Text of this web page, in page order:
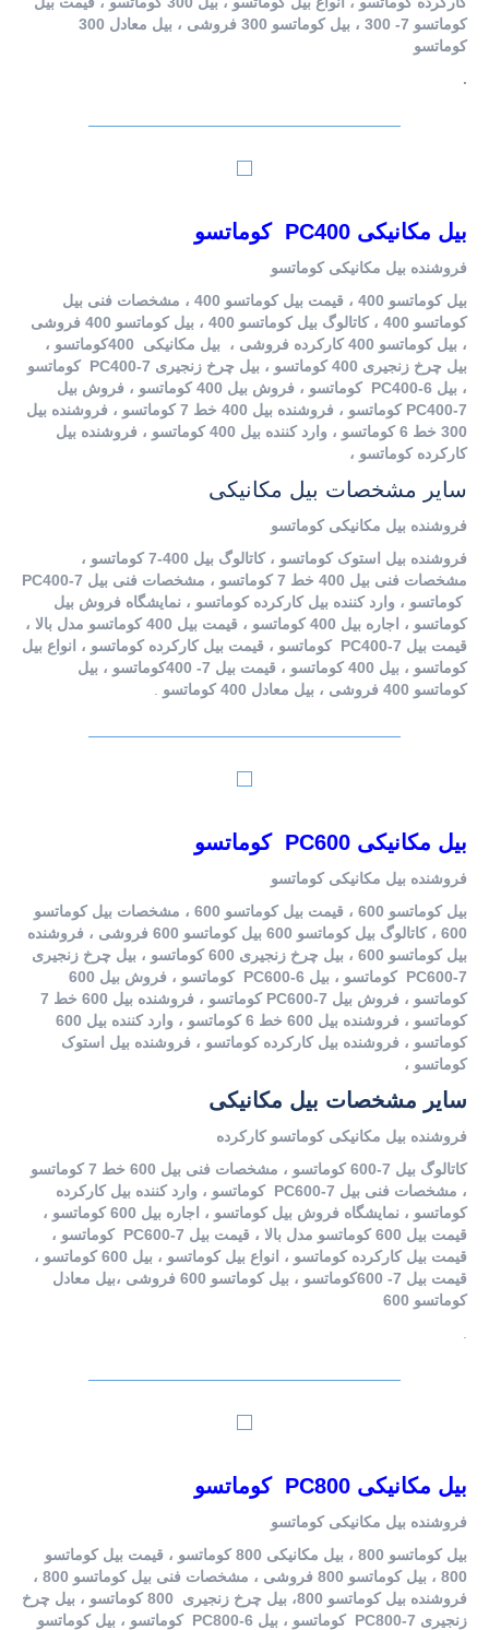
کوماتسو 7- 300 ، بیل کوماتسو 300 فروشی ، بیل معادل 300
کوماتسو
.
بیل مکانیکی PC400 کوماتسو
فروشنده بیل مکانیکی کوماتسو
بیل کوماتسو 400 ، قیمت بیل کوماتسو 400 ، مشخصات فنی بیل
کوماتسو 400 ، کاتالوگ بیل کوماتسو 400 ، بیل کوماتسو 400 فروشی
، بیل کوماتسو 400 کارکرده فروشی ، بیل مکانیکی 400کوماتسو ،
بیل چرخ زنجیری 400 کوماتسو ، بیل چرخ زنجیری PC400-7 کوماتسو
، بیل PC400-6 کوماتسو ، فروش بیل 400 کوماتسو ، فروش بیل
PC400-7 کوماتسو ، فروشنده بیل 400 خط 7 کوماتسو ، فروشنده بیل
300 خط 6 کوماتسو ، وارد کننده بیل 400 کوماتسو ، فروشنده بیل
کارکرده کوماتسو ،
سایر مشخصات بیل مکانیکی
فروشنده بیل مکانیکی کوماتسو
فروشنده بیل استوک کوماتسو ، کاتالوگ بیل 400-7 کوماتسو ،
مشخصات فنی بیل 400 خط 7 کوماتسو ، مشخصات فنی بیل PC400-7
کوماتسو ، وارد کننده بیل کارکرده کوماتسو ، نمایشگاه فروش بیل
کوماتسو ، اجاره بیل 400 کوماتسو ، قیمت بیل 400 کوماتسو مدل بالا ،
قیمت بیل PC400-7 کوماتسو ، قیمت بیل کارکرده کوماتسو ، انواع بیل
کوماتسو ، بیل 400 کوماتسو ، قیمت بیل 7- 400کوماتسو ، بیل
کوماتسو 400 فروشی ، بیل معادل 400 کوماتسو
بیل مکانیکی PC600 کوماتسو
فروشنده بیل مکانیکی کوماتسو
بیل کوماتسو 600 ، قیمت بیل کوماتسو 600 ، مشخصات بیل کوماتسو
600 ، کاتالوگ بیل کوماتسو 600 بیل کوماتسو 600 فروشی ، فروشنده
بیل کوماتسو 600 ، بیل چرخ زنجیری 600 کوماتسو ، بیل چرخ زنجیری
PC600-7 کوماتسو ، بیل PC600-6 کوماتسو ، فروش بیل 600
کوماتسو ، فروش بیل PC600-7 کوماتسو ، فروشنده بیل 600 خط 7
کوماتسو ، فروشنده بیل 600 خط 6 کوماتسو ، وارد کننده بیل 600
کوماتسو ، فروشنده بیل کارکرده کوماتسو ، فروشنده بیل استوک
کوماتسو ،
سایر مشخصات بیل مکانیکی
فروشنده بیل مکانیکی کوماتسو کارکرده
کاتالوگ بیل 7-600 کوماتسو ، مشخصات فنی بیل 600 خط 7 کوماتسو
، مشخصات فنی بیل PC600-7 کوماتسو ، وارد کننده بیل کارکرده
کوماتسو ، نمایشگاه فروش بیل کوماتسو ، اجاره بیل 600 کوماتسو ،
قیمت بیل 600 کوماتسو مدل بالا ، قیمت بیل PC600-7 کوماتسو ،
قیمت بیل کارکرده کوماتسو ، انواع بیل کوماتسو ، بیل 600 کوماتسو ،
قیمت بیل 7- 600کوماتسو ، بیل کوماتسو 600 فروشی ،بیل معادل
کوماتسو 600
بیل مکانیکی PC800 کوماتسو
فروشنده بیل مکانیکی کوماتسو
بیل کوماتسو 800 ، بیل مکانیکی 800 کوماتسو ، قیمت بیل کوماتسو
800 ، بیل کوماتسو 800 فروشی ، مشخصات فنی بیل کوماتسو 800 ،
فروشنده بیل کوماتسو 800، بیل چرخ زنجیری 800 کوماتسو ، بیل چرخ
زنجیری PC800-7 کوماتسو ، بیل PC800-6 کوماتسو ، بیل کوماتسو